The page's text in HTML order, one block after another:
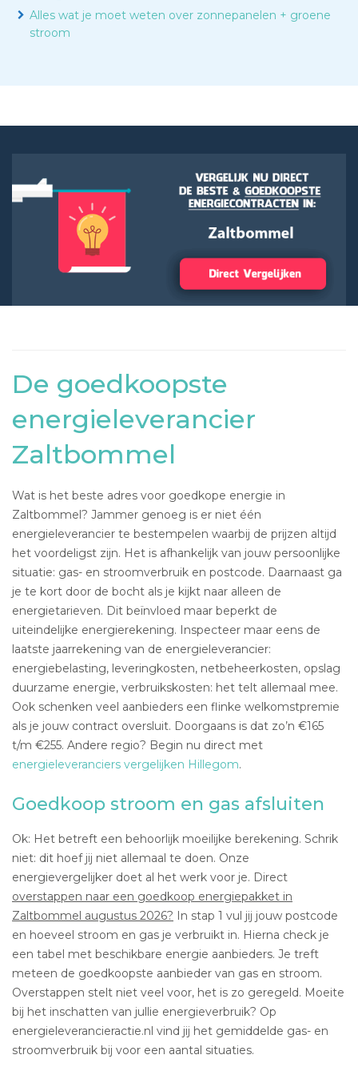
Alles wat je moet weten over zonnepanelen + groene
stroom
De goedkoopste
energieleverancier
Zaltbommel
Wat is het beste adres voor goedkope energie in
Zaltbommel? Jammer genoeg is er niet één
energieleverancier te bestempelen waarbij de prijzen altijd
het voordeligst zijn. Het is afhankelijk van jouw persoonlijke
situatie: gas- en stroomverbruik en postcode. Daarnaast ga
je te kort door de bocht als je kijkt naar alleen de
energietarieven. Dit beïnvloed maar beperkt de
uiteindelijke energierekening. Inspecteer maar eens de
laatste jaarrekening van de energieleverancier:
energiebelasting, leveringkosten, netbeheerkosten, opslag
duurzame energie, verbruikskosten: het telt allemaal mee.
Ook schenken veel aanbieders een flinke welkomstpremie
als je jouw contract oversluit. Doorgaans is dat zo’n €165
t/m €255. Andere regio? Begin nu direct met
energieleveranciers vergelijken Hillegom.
Goedkoop stroom en gas afsluiten
Ok: Het betreft een behoorlijk moeilijke berekening. Schrik
niet: dit hoef jij niet allemaal te doen. Onze
energievergelijker doet al het werk voor je. Direct
overstappen naar een goedkoop energiepakket in
Zaltbommel augustus 2026? In stap 1 vul jij jouw postcode
en hoeveel stroom en gas je verbruikt in. Hierna check je
een tabel met beschikbare energie aanbieders. Je treft
meteen de goedkoopste aanbieder van gas en stroom.
Overstappen stelt niet veel voor, het is zo geregeld. Moeite
bij het inschatten van jullie energieverbruik? Op
energieleverancieractie.nl vind jij het gemiddelde gas- en
stroomverbruik bij voor een aantal situaties.